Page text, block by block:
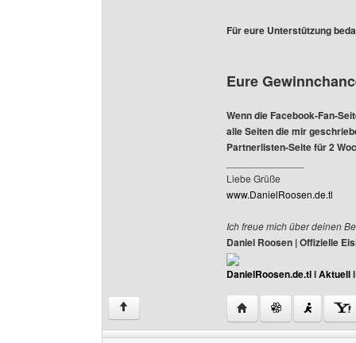
Für eure Unterstützung
Eure
Wenn die Facebook-Fan-
alle Seiten die mir
Partnerlisten-Seite für 2
Liebe Grüße
www.DanielRoosen.de.tl
Ich freue mich über deinen
Daniel Roosen | Offizielle
DanielRoosen.de.tlIAktuell
↑ Website dieses